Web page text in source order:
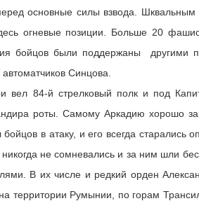
основные силы взвода. Шквальным
огневые позиции. Больше 20
бойцов были поддержаны другими
Синцова.
вел 84-й стрелковый полк и под
роты. Самому Аркадию хорошо
в атаку, и его всегда старались
не сомневались и за ним шли
В их числе и редкий орден
территории Румынии, по горам